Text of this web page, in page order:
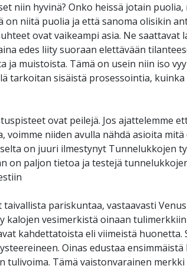
niin hyvinä? Onko heissä jotain puolia,
on niitä puolia ja että sanoma olisikin
ovat vaikeampi asia. Ne saattavat
edes liity suoraan elettävään
ja muistoista. Tämä on usein niin iso
tarkoitan sisäistä prosessointia,
ovat peilejä. Jos ajattelemme
niiden avulla nähdä asioita mitä
on juuri ilmestynyt Tunnelukkojen
on paljon tietoa ja testejä
pariskuntaa, vastaavasti
kalojen vesimerkistä oinaan
kahdettatoista eli viimeistä huonetta.
Oinas edustaa ensimmäistä
tulivoima. Tämä vaistonvarainen